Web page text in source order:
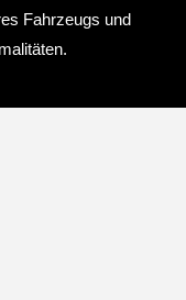
Fahrzeugs und